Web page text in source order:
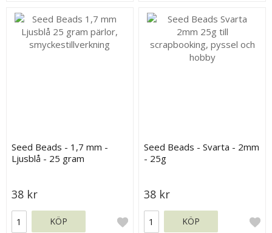
Seed Beads - 1,7 mm -
Ljusblå - 25 gram
38 kr
KÖP
Seed Beads - Svarta - 2mm
- 25g
38 kr
KÖP